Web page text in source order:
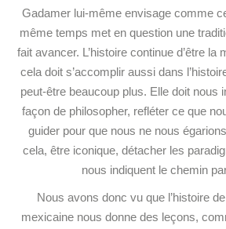
Gadamer lui-même envisage comme
même temps met en question une
fait avancer. L’histoire continue d’être
cela doit s’accomplir aussi dans
peut-être beaucoup plus. Elle doit nous
façon de philosopher, refléter ce que
guider pour que nous ne nous
cela, être iconique, détacher les
nous indiquent le chemin
Nous avons donc vu que l’histoire
mexicaine nous donne des leçons,